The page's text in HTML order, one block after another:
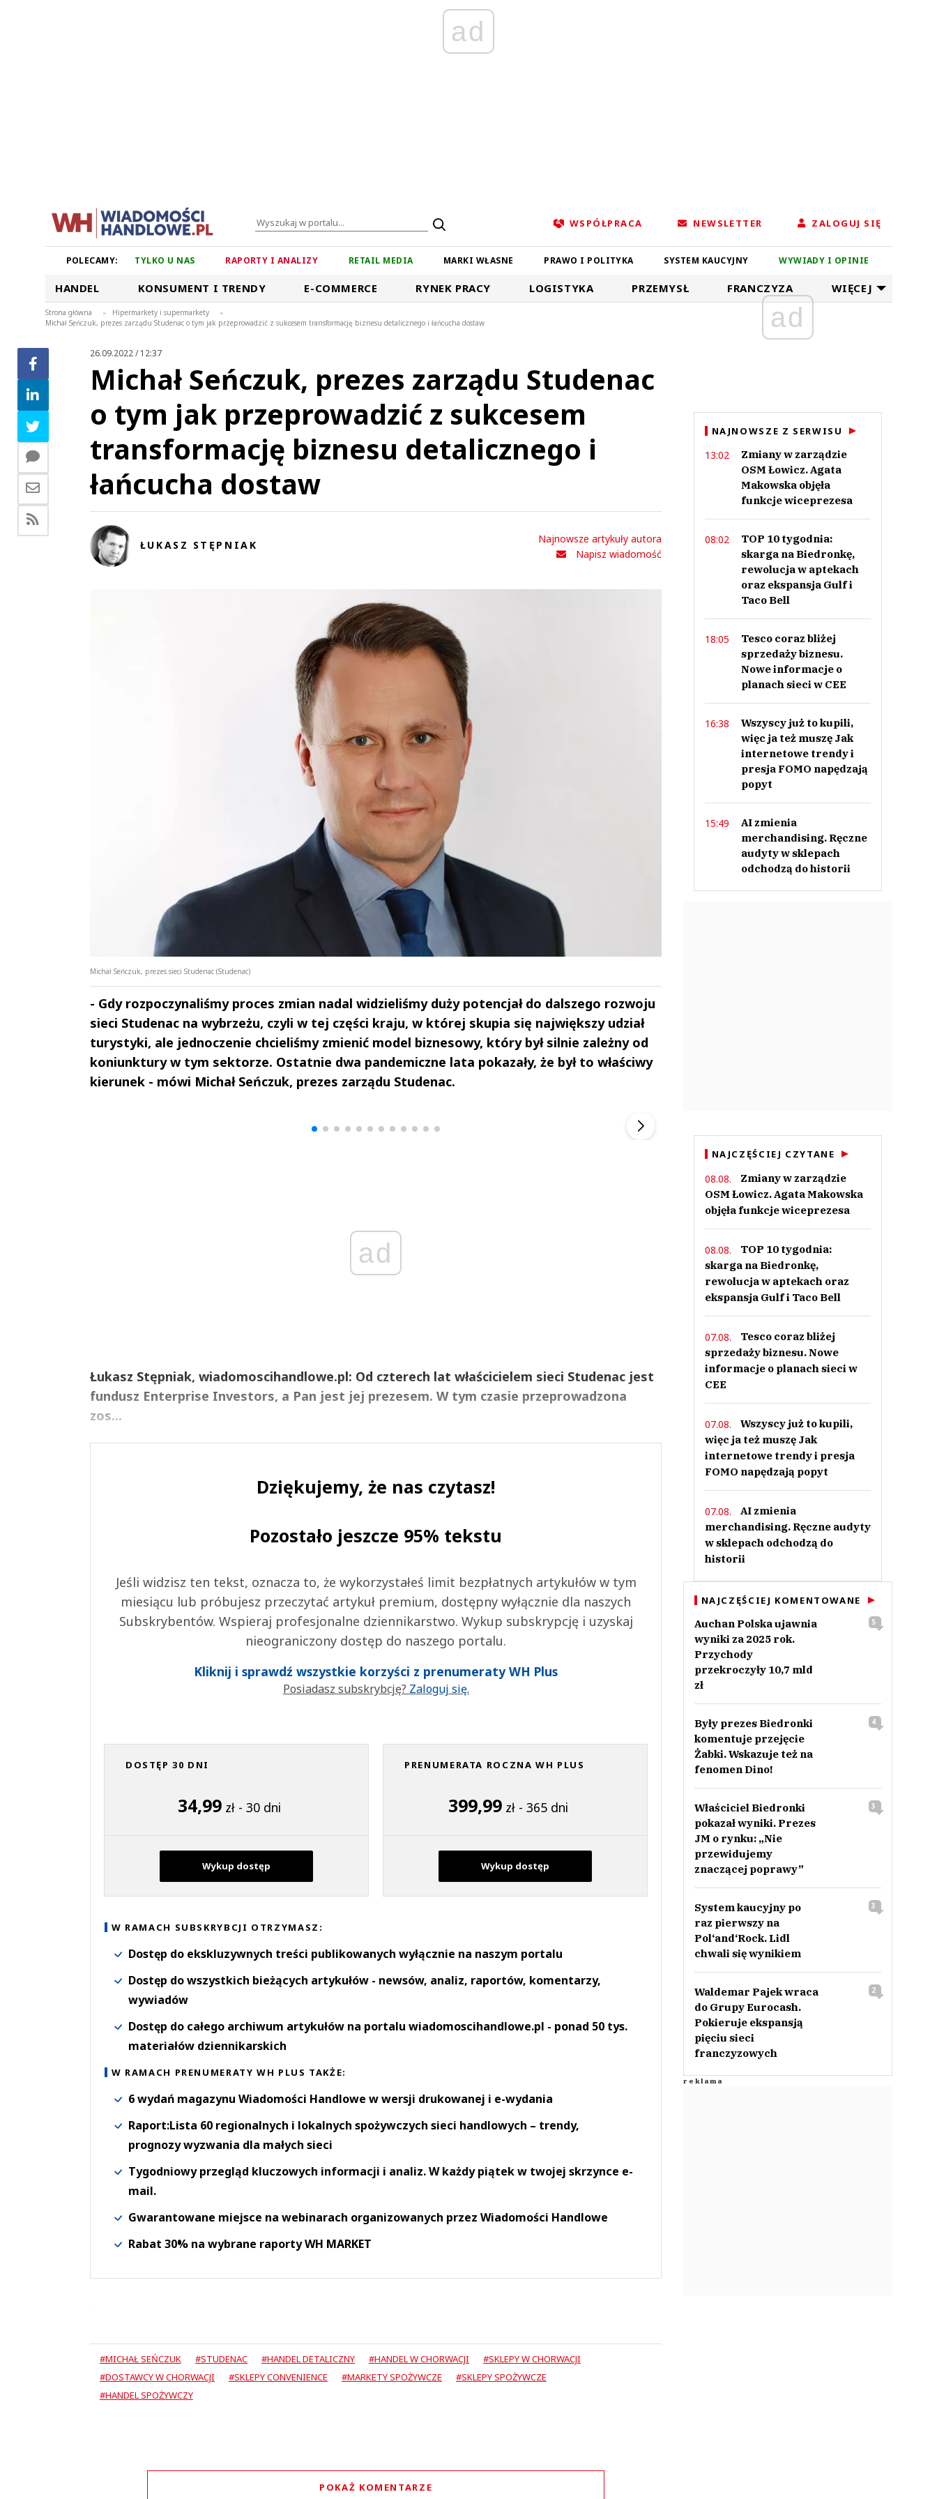
ad
WSPÓŁPRACA NEWSLETTER ZALOGUJ SIĘ
POLECAMY: TYLKO U NAS RAPORTY I ANALIZY RETAIL MEDIA MARKI WŁASNE PRAWO I POLITYKA SYSTEM KAUCYJNY WYWIADY I OPINIE
HANDEL KONSUMENT I TRENDY E-COMMERCE RYNEK PRACY LOGISTYKA PRZEMYSŁ FRANCZYZA WIĘCEJ
Strona główna > Hipermarkety i supermarkety >
Michał Seńczuk, prezes zarządu Studenac o tym jak przeprowadzić z sukcesem transformację biznesu detalicznego i łańcucha dostaw
26.09.2022 / 12:37
Michał Seńczuk, prezes zarządu Studenac
o tym jak przeprowadzić z sukcesem
transformację biznesu detalicznego i
łańcucha dostaw
ŁUKASZ STĘPNIAK
Najnowsze artykuły autora
Napisz wiadomość
Michał Seńczuk, prezes sieci Studenac (Studenac)
- Gdy rozpoczynaliśmy proces zmian nadal widzieliśmy duży potencjał do dalszego rozwoju
sieci Studenac na wybrzeżu, czyli w tej części kraju, w której skupia się największy udział
turystyki, ale jednoczenie chcieliśmy zmienić model biznesowy, który był silnie zależny od
koniunktury w tym sektorze. Ostatnie dwa pandemiczne lata pokazały, że był to właściwy
kierunek - mówi Michał Seńczuk, prezes zarządu Studenac.
ad
Łukasz Stępniak, wiadomoscihandlowe.pl: Od czterech lat właścicielem sieci Studenac jest
fundusz Enterprise Investors, a Pan jest jej prezesem. W tym czasie przeprowadzona
zos...
Dziękujemy, że nas czytasz!
Pozostało jeszcze 95% tekstu
Jeśli widzisz ten tekst, oznacza to, że wykorzystałeś limit bezpłatnych artykułów w tym
miesiącu lub próbujesz przeczytać artykuł premium, dostępny wyłącznie dla naszych
Subskrybentów. Wspieraj profesjonalne dziennikarstwo. Wykup subskrypcję i uzyskaj
nieograniczony dostęp do naszego portalu.
Kliknij i sprawdź wszystkie korzyści z prenumeraty WH Plus
Posiadasz subskrybcję? Zaloguj się.
DOSTĘP 30 DNI
34,99 zł - 30 dni
Wykup dostęp
PRENUMERATA ROCZNA WH PLUS
399,99 zł - 365 dni
Wykup dostęp
W RAMACH SUBSKRYBCJI OTRZYMASZ:
Dostęp do ekskluzywnych treści publikowanych wyłącznie na naszym portalu
Dostęp do wszystkich bieżących artykułów - newsów, analiz, raportów, komentarzy,
wywiadów
Dostęp do całego archiwum artykułów na portalu wiadomoscihandlowe.pl - ponad 50 tys.
materiałów dziennikarskich
W RAMACH PRENUMERATY WH PLUS TAKŻE:
6 wydań magazynu Wiadomości Handlowe w wersji drukowanej i e-wydania
Raport:Lista 60 regionalnych i lokalnych spożywczych sieci handlowych – trendy,
prognozy wyzwania dla małych sieci
Tygodniowy przegląd kluczowych informacji i analiz. W każdy piątek w twojej skrzynce e-
mail.
Gwarantowane miejsce na webinarach organizowanych przez Wiadomości Handlowe
Rabat 30% na wybrane raporty WH MARKET
#MICHAŁ SEŃCZUK #STUDENAC #HANDEL DETALICZNY #HANDEL W CHORWACJI
#SKLEPY W CHORWACJI
#DOSTAWCY W CHORWACJI
#SKLEPY CONVENIENCE #MARKETY SPOŻYWCZE
#SKLEPY SPOŻYWCZE
#HANDEL SPOŻYWCZY
POKAŻ KOMENTARZE
Andrzej i Marta
Marta i Andrzej
ad
NAJNOWSZE Z SERWISU
13:02
Zmiany w zarządzie
OSM Łowicz. Agata
Makowska objęła
funkcje wiceprezesa
08:02
TOP 10 tygodnia:
skarga na Biedronkę,
rewolucja w aptekach
oraz ekspansja Gulf i
Taco Bell
18:05
Tesco coraz bliżej
sprzedaży biznesu.
Nowe informacje o
planach sieci w CEE
16:38
Wszyscy już to kupili,
więc ja też muszę Jak
internetowe trendy i
presja FOMO napędzają
popyt
15:49
AI zmienia
merchandising. Ręczne
audyty w sklepach
odchodzą do historii
NAJCZĘŚCIEJ CZYTANE
08.08.
Zmiany w zarządzie
OSM Łowicz. Agata Makowska
objęła funkcje wiceprezesa
08.08.
TOP 10 tygodnia:
skarga na Biedronkę,
rewolucja w aptekach oraz
ekspansja Gulf i Taco Bell
07.08.
Tesco coraz bliżej
sprzedaży biznesu. Nowe
informacje o planach sieci w
CEE
07.08.
Wszyscy już to kupili,
więc ja też muszę Jak
internetowe trendy i presja
FOMO napędzają popyt
07.08.
AI zmienia
merchandising. Ręczne audyty
w sklepach odchodzą do
historii
NAJCZĘŚCIEJ KOMENTOWANE
Auchan Polska ujawnia
wyniki za 2025 rok.
Przychody
przekroczyły 10,7 mld
zł
5
Były prezes Biedronki
komentuje przejęcie
Żabki. Wskazuje też na
fenomen Dino!
4
Właściciel Biedronki
pokazał wyniki. Prezes
JM o rynku: „Nie
przewidujemy
znaczącej poprawy”
3
System kaucyjny po
raz pierwszy na
Pol‘and‘Rock. Lidl
chwali się wynikiem
3
Waldemar Pajek wraca
do Grupy Eurocash.
Pokieruje ekspansją
pięciu sieci
franczyzowych
2